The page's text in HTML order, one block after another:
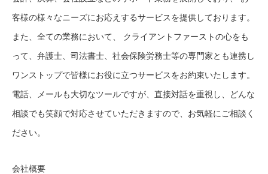
客様の様々なニーズにお応えするサービスを提供しております。
また、全ての業務において、 クライアントファーストの心をも
って、弁護士、司法書士、社会保険労務士等の専門家とも連携し
ワンストップで皆様にお役に立つサービスをお約束いたします。
電話、メールも大切なツールですが、直接対話を重視し、どんな
相談でも笑顔で対応させていただきますので、お気軽にご相談く
ださい。
会社概要